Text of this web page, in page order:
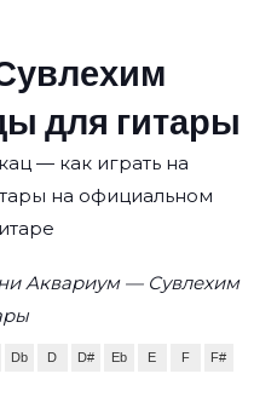
для гитары
— как играть на
на официальном
Аквариум — Сувлехим
Db D D# Eb E F F#